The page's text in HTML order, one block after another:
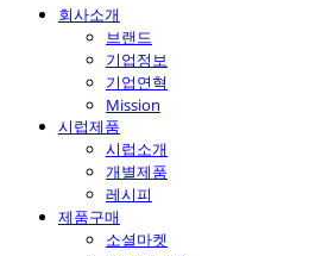
회사소개
브랜드
기업정보
기업연혁
Mission
시럽제품
시럽소개
개별제품
레시피
제품구매
소셜마켓